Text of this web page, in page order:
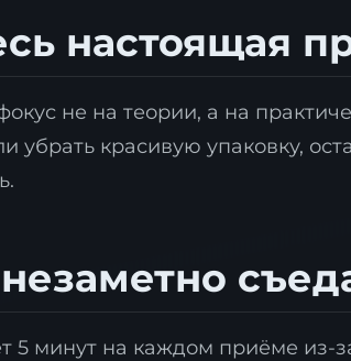
настоящая
не на теории, а на
убрать красивую упаковку,
5 минут на каждом приёме из-